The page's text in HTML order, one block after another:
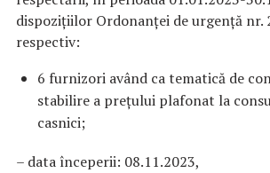
dispozițiilor Ordonanței de urgență nr.
respectiv:
6 furnizori având ca tematică de
stabilire a prețului plafonat la
casnici;
– data începerii: 08.11.2023,